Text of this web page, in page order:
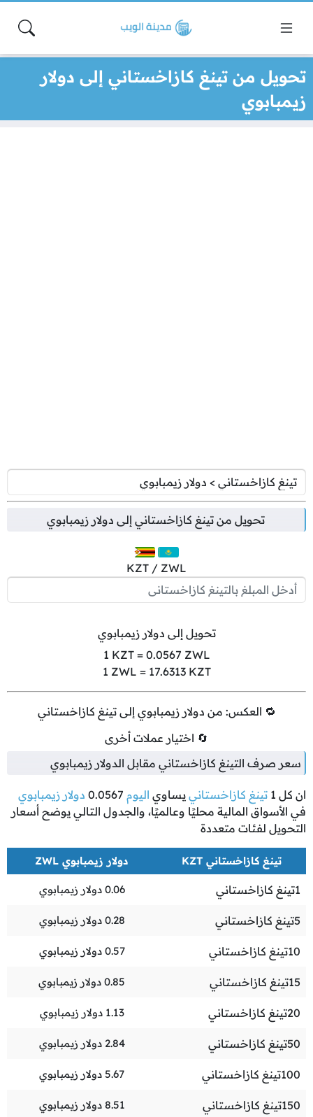
تحويل من تينغ كازاخستاني إلى دولار
زيمبابوي
تحويل من تينغ كازاخستاني إلى دولار زيمبابوي
KZT / ZWL
تحويل إلى دولار زيمبابوي
1 KZT = 0.0567 ZWL
1 ZWL = 17.6313KZT
🔁 العكس: من دولار زيمبابوي إلى تينغ كازاخستاني
🔄 اختيار عملات أخرى
سعر صرف التينغ كازاخستاني مقابل الدولار زيمبابوي
ان كل 1 تينغ كازاخستاني يساوي اليوم 0.0567 دولار زيمبابوي
في الأسواق المالية محليًا وعالميًا، والجدول التالي يوضح أسعار
التحويل لفئات متعددة
تينغ كازاخستاني KZT دولار زيمبابوي ZWL
1تينغ كازاخستاني 0.06 دولار زيمبابوي
5تينغ كازاخستاني 0.28 دولار زيمبابوي
10تينغ كازاخستاني 0.57 دولار زيمبابوي
15تينغ كازاخستاني 0.85 دولار زيمبابوي
20تينغ كازاخستاني 1.13 دولار زيمبابوي
50تينغ كازاخستاني 2.84 دولار زيمبابوي
100تينغ كازاخستاني 5.67 دولار زيمبابوي
150تينغ كازاخستاني 8.51 دولار زيمبابوي